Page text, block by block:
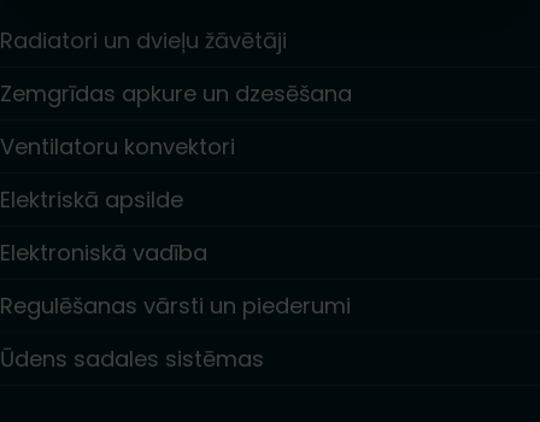
Radiatori un dvieļu žāvētāji
Zemgrīdas apkure un dzesēšana
Ventilatoru konvektori
Elektriskā apsilde
Elektroniskā vadība
Regulēšanas vārsti un piederumi
Ūdens sadales sistēmas